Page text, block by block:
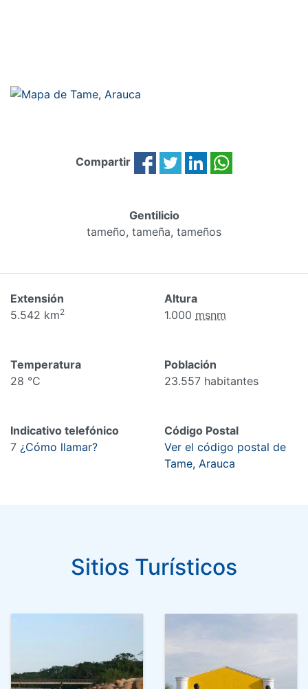
Compartir
Gentilicio
tameño, tameña, tameños
Extensión
5.542 km2
Altura
1.000 msnm
Temperatura
28 °C
Población
23.557 habitantes
Indicativo telefónico
7 ¿Cómo llamar?
Código Postal
Ver el código postal de
Tame, Arauca
Sitios Turísticos